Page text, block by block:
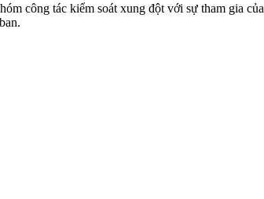
công tác kiểm soát xung đột với sự tham gia